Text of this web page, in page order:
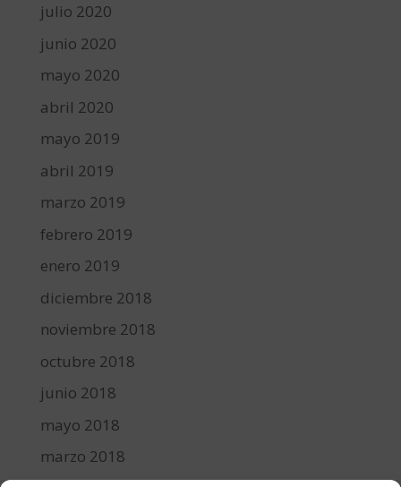
julio 2020
junio 2020
mayo 2020
abril 2020
mayo 2019
abril 2019
marzo 2019
febrero 2019
enero 2019
diciembre 2018
noviembre 2018
octubre 2018
junio 2018
mayo 2018
marzo 2018